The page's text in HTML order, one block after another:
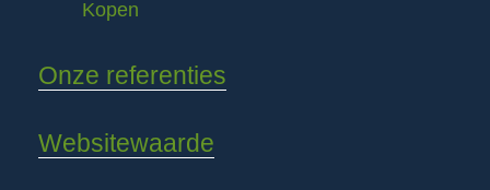
Kopen
Onze referenties
Websitewaarde